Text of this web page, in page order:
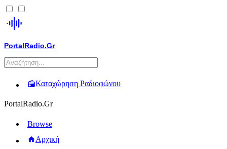
PortalRadio.Gr
Καταχώρηση Ραδιοφώνου
PortalRadio.Gr
Browse
Αρχική